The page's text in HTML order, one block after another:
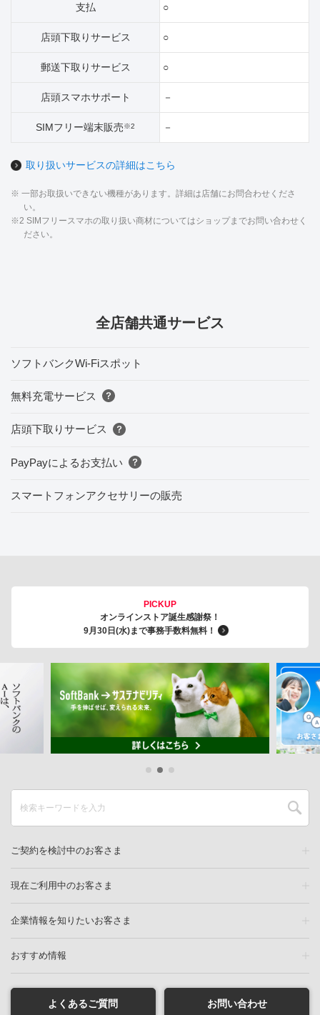
支払 ○
店頭下取りサービス ○
郵送下取りサービス ○
店頭スマホサポート －
SIMフリー端末販売※2 －
取り扱いサービスの詳細はこちら
※ 一部お取扱いできない機種があります。詳細は店舗にお問合わせくださ
い。
※2 SIMフリースマホの取り扱い商材についてはショップまでお問い合わせく
ださい。
全店舗共通サービス
ソフトバンクWi-Fiスポット
無料充電サービス
店頭下取りサービス
PayPayによるお支払い
スマートフォンアクセサリーの販売
PICKUP
オンラインストア誕生感謝祭！
9月30日(水)まで事務手数料無料！
ご契約を検討中のお客さま
現在ご利用中のお客さま
企業情報を知りたいお客さま
おすすめ情報
よくあるご質問 お問い合わせ